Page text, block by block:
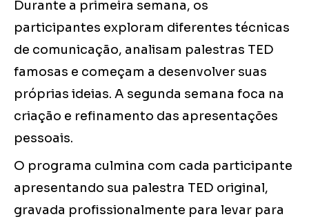
Durante a primeira semana, os
participantes exploram diferentes técnicas
de comunicação, analisam palestras TED
famosas e começam a desenvolver suas
próprias ideias. A segunda semana foca na
criação e refinamento das apresentações
pessoais.
O programa culmina com cada participante
apresentando sua palestra TED original,
gravada profissionalmente para levar para